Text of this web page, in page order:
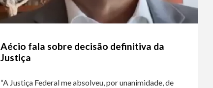
Aécio fala sobre decisão definitiva da
Justiça
“A Justiça Federal me absolveu, por unanimidade, de